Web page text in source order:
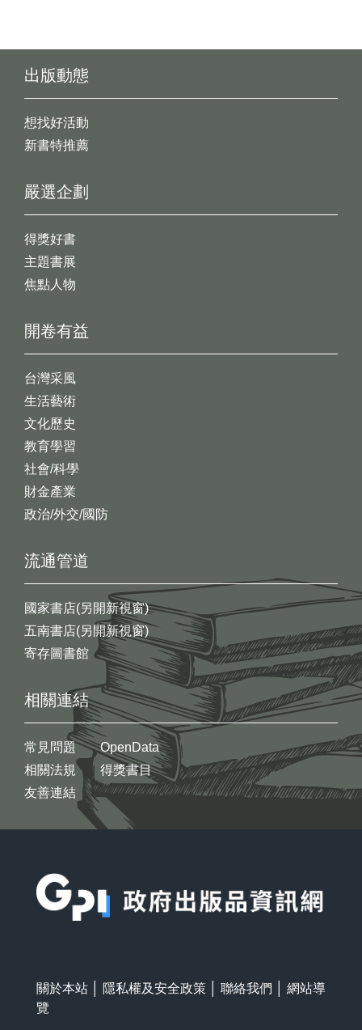
出版動態
想找好活動
新書特推薦
開卷有益
台灣采風
生活藝術
文化歷史
教育學習
社會/科學
財金產業
政治/外交/國防
嚴選企劃
得獎好書
主題書展
焦點人物
流通管道
國家書店(另開新視窗)
五南書店(另開新視窗)
寄存圖書館
相關連結
常見問題
相關法規
友善連結
OpenData
得獎書目
關於本站 隱私權及安全政策 聯絡我們
網站導
覽